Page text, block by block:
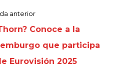
anterior
Conoce a la
que participa
Eurovisión 2025